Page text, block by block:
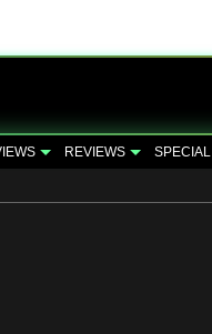
REVIEWS SPECIAL